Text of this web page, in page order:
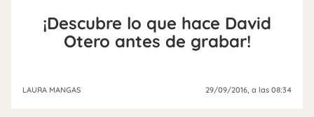
¡Descubre lo que hace David
Otero antes de grabar!
LAURA MANGAS 29/09/2016 , a las 08:34